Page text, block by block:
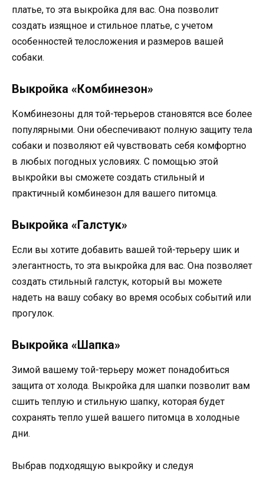
платье, то эта выкройка для вас. Она позволит
создать изящное и стильное платье, с учетом
особенностей телосложения и размеров вашей
собаки.
Выкройка «Комбинезон»
Комбинезоны для той-терьеров становятся все более
популярными. Они обеспечивают полную защиту тела
собаки и позволяют ей чувствовать себя комфортно
в любых погодных условиях. С помощью этой
выкройки вы сможете создать стильный и
практичный комбинезон для вашего питомца.
Выкройка «Галстук»
Если вы хотите добавить вашей той-терьеру шик и
элегантность, то эта выкройка для вас. Она позволяет
создать стильный галстук, который вы можете
надеть на вашу собаку во время особых событий или
прогулок.
Выкройка «Шапка»
Зимой вашему той-терьеру может понадобиться
защита от холода. Выкройка для шапки позволит вам
сшить теплую и стильную шапку, которая будет
сохранять тепло ушей вашего питомца в холодные
дни.
Выбрав подходящую выкройку и следуя